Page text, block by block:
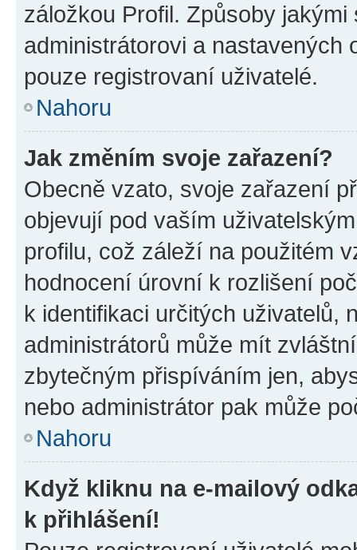
záložkou Profil. Způsoby
administrátorovi a nastavených
pouze registrovaní uživatelé.
Nahoru
Jak změním svoje zařazení?
Obecně vzato, svoje zařazení
objevují pod vaším
profilu, což záleží na použitém
hodnocení úrovní k rozlišení
k identifikaci určitých uživatelů,
administrátorů může mít
zbytečným přispíváním jen,
nebo administrátor pak může
Nahoru
Když kliknu na e-mailový
k přihlášení!